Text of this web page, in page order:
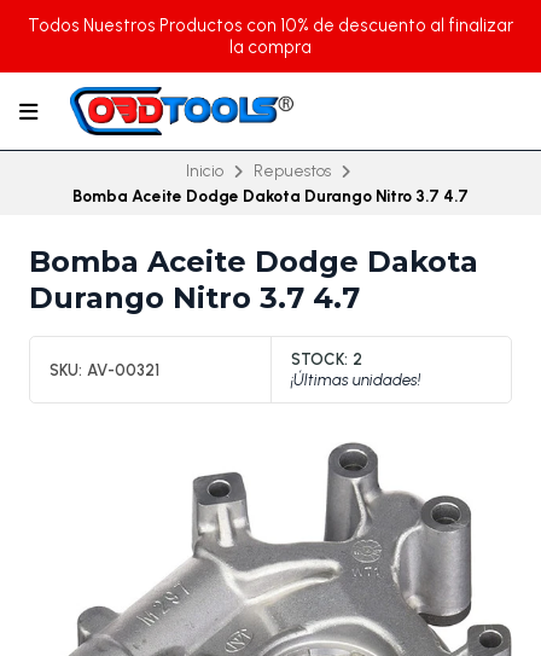
Todos Nuestros Productos con 10% de descuento al finalizar
la compra
Inicio
Repuestos
Bomba Aceite Dodge Dakota Durango Nitro 3.7 4.7
Bomba Aceite Dodge Dakota
Durango Nitro 3.7 4.7
SKU: AV-00321
STOCK: 2
¡Últimas unidades!